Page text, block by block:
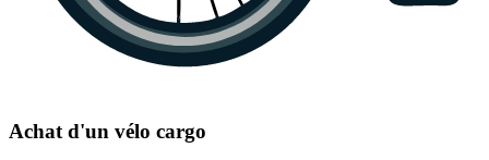
Achat d'un vélo cargo